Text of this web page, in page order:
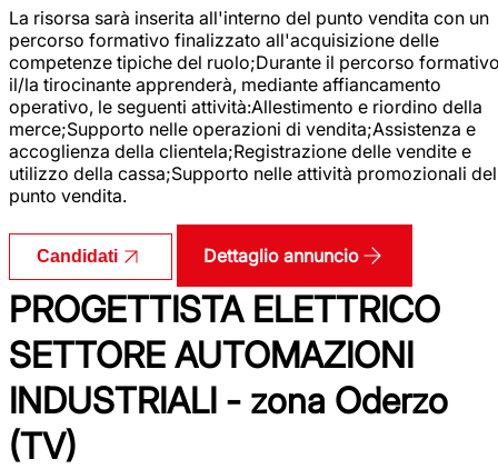
La risorsa sarà inserita all'interno del punto vendita con un
percorso formativo finalizzato all'acquisizione delle
competenze tipiche del ruolo;Durante il percorso
il/la tirocinante apprenderà, mediante affiancamento
operativo, le seguenti attività:Allestimento e riordino della
merce;Supporto nelle operazioni di vendita;Assistenza e
accoglienza della clientela;Registrazione delle vendite e
utilizzo della cassa;Supporto nelle attività promozionali del
punto vendita.
Candidati Dettaglio annuncio
PROGETTISTA ELETTRICO
SETTORE AUTOMAZIONI
INDUSTRIALI - zona Oderzo
(TV)